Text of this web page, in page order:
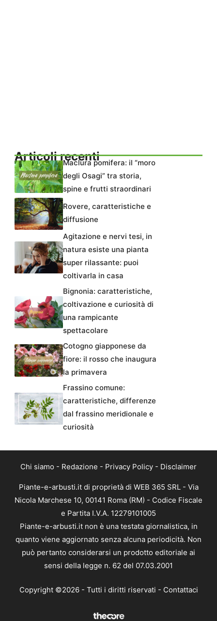
Articoli recentiMaclura pomifera: il “moro
degli Osagi” tra storia,
spine e frutti straordinari
Rovere, caratteristiche e
diffusione
Agitazione e nervi tesi, in
natura esiste una pianta
super rilassante: puoi
coltivarla in casa
Bignonia: caratteristiche,
coltivazione e curiosità di
una rampicante
spettacolare
Cotogno giapponese da
fiore: il rosso che inaugura
la primavera
Frassino comune:
caratteristiche, differenze
dal frassino meridionale e
curiosità
Chi siamo - Redazione - Privacy Policy - Disclaimer
Piante-e-arbusti.it di proprietà di WEB 365 SRL - Via
Nicola Marchese 10, 00141 Roma (RM) - Codice Fiscale
e Partita I.V.A. 12279101005
Piante-e-arbusti.it non è una testata giornalistica, in
quanto viene aggiornato senza alcuna periodicità. Non
può pertanto considerarsi un prodotto editoriale ai
sensi della legge n. 62 del 07.03.2001
Copyright ©2026 - Tutti i diritti riservati - Contattaci